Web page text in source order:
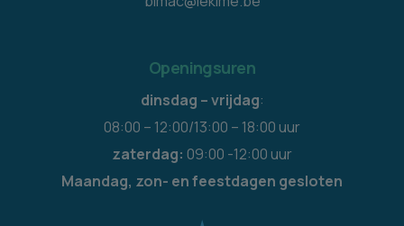
Openingsuren
dinsdag – vrijdag:
08:00 – 12:00/13:00 – 18:00 uur
zaterdag: 09:00 -12:00 uur
Maandag, zon- en feestdagen gesloten